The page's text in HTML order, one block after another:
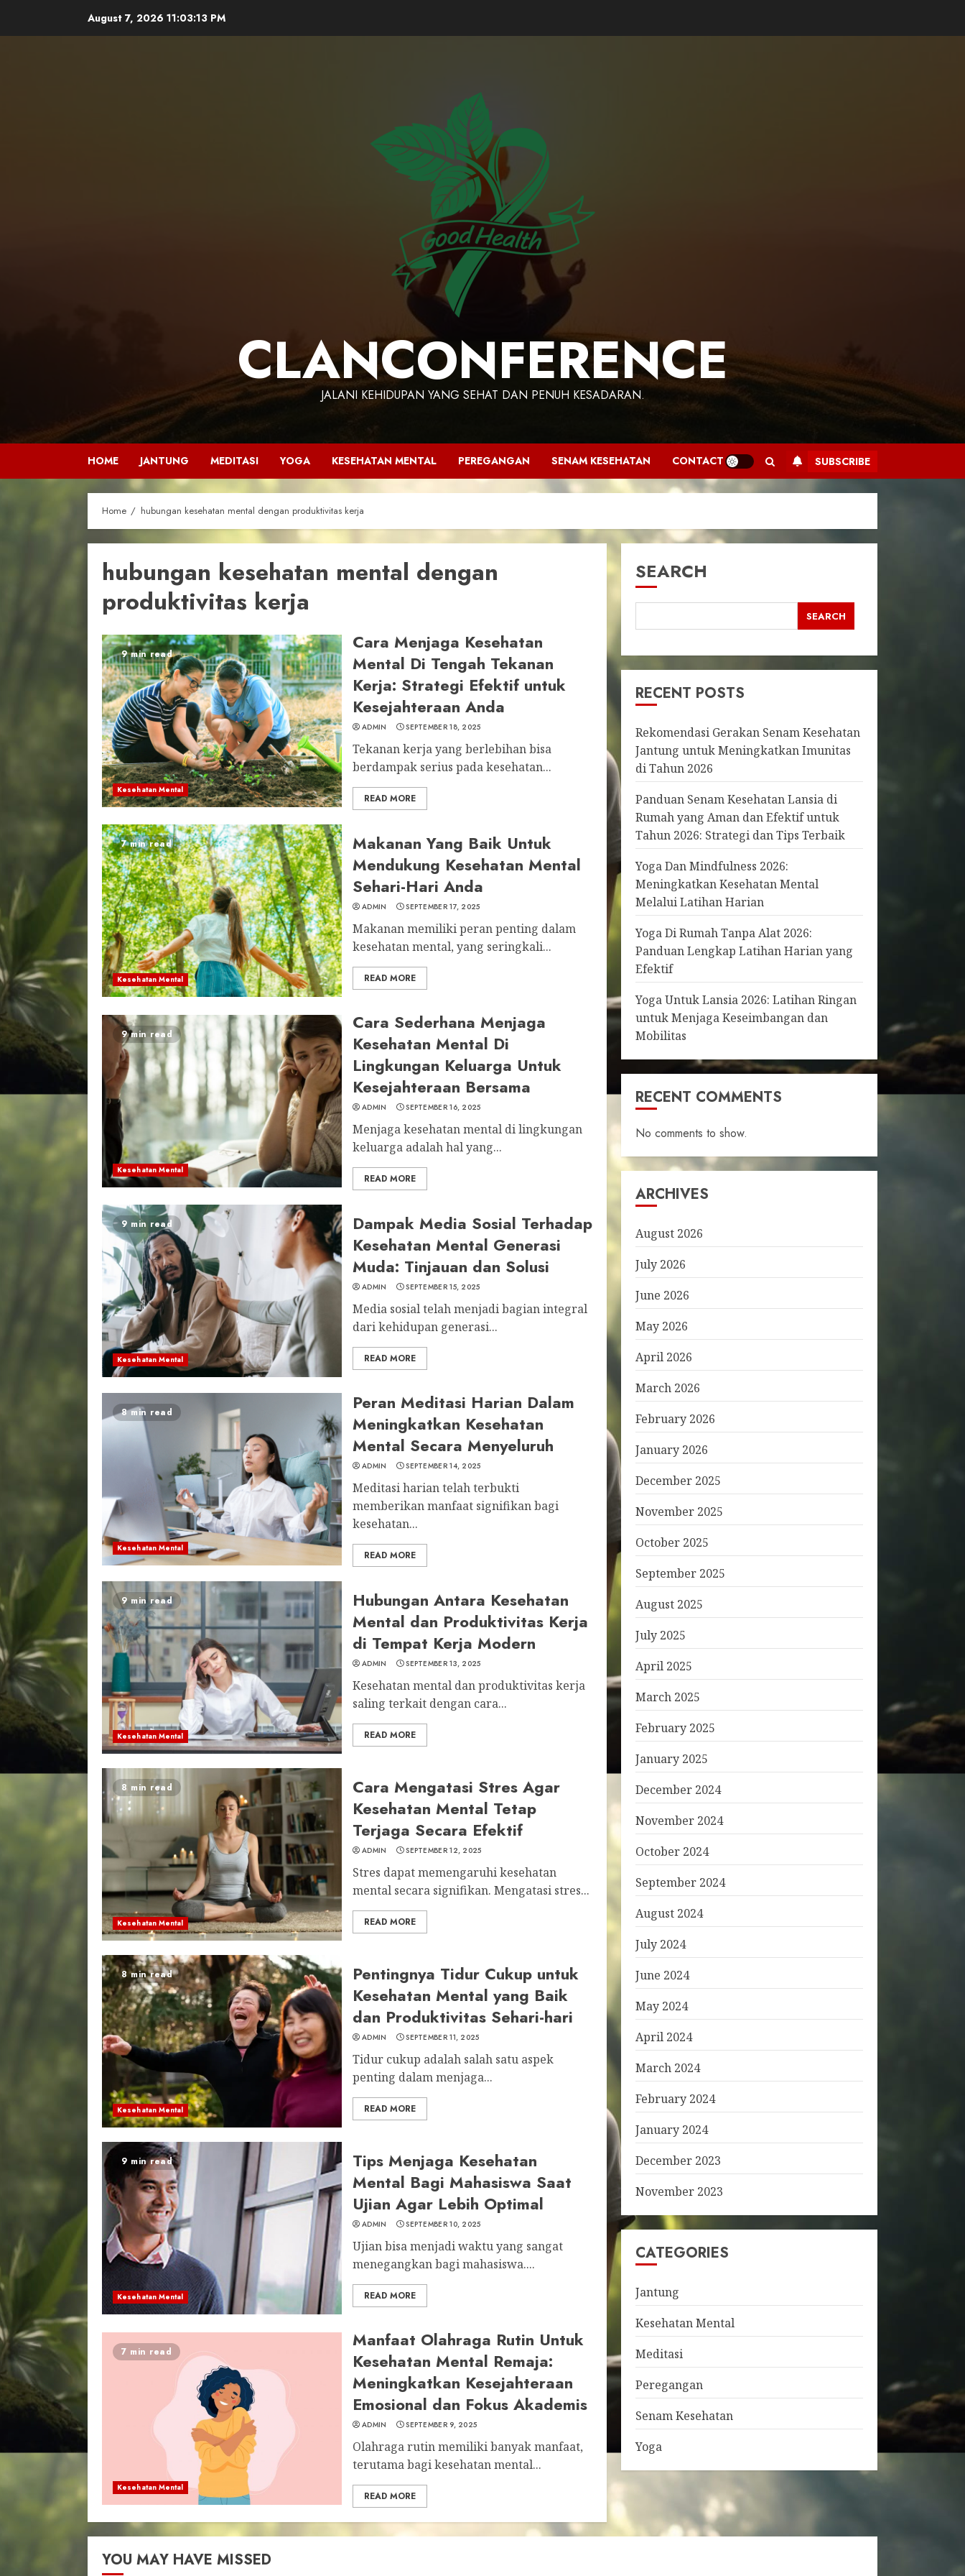
August 7, 2026 11:03:15 PM
CLANCONFERENCE
JALANI KEHIDUPAN YANG SEHAT DAN PENUH KESADARAN.
HOME JANTUNG MEDITASI YOGA KESEHATAN MENTAL PEREGANGAN SENAM KESEHATAN CONTACT SUBSCRIBE
Home hubungan kesehatan mental dengan produktivitas kerja
hubungan kesehatan mental dengan
produktivitas kerja
9 min read
Kesehatan Mental
Cara Menjaga Kesehatan
Mental Di Tengah Tekanan
Kerja: Strategi Efektif untuk
Kesejahteraan Anda
ADMIN SEPTEMBER 18, 2025
Tekanan kerja yang berlebihan bisa
berdampak serius pada kesehatan...
READ MORE
7 min read
Kesehatan Mental
Makanan Yang Baik Untuk
Mendukung Kesehatan Mental
Sehari-Hari Anda
ADMIN SEPTEMBER 17, 2025
Makanan memiliki peran penting dalam
kesehatan mental, yang seringkali...
READ MORE
9 min read
Kesehatan Mental
Cara Sederhana Menjaga
Kesehatan Mental Di
Lingkungan Keluarga Untuk
Kesejahteraan Bersama
ADMIN SEPTEMBER 16, 2025
Menjaga kesehatan mental di lingkungan
keluarga adalah hal yang...
READ MORE
9 min read
Kesehatan Mental
Dampak Media Sosial Terhadap
Kesehatan Mental Generasi
Muda: Tinjauan dan Solusi
ADMIN SEPTEMBER 15, 2025
Media sosial telah menjadi bagian integral
dari kehidupan generasi...
READ MORE
8 min read
Kesehatan Mental
Peran Meditasi Harian Dalam
Meningkatkan Kesehatan
Mental Secara Menyeluruh
ADMIN SEPTEMBER 14, 2025
Meditasi harian telah terbukti
memberikan manfaat signifikan bagi
kesehatan...
READ MORE
9 min read
Kesehatan Mental
Hubungan Antara Kesehatan
Mental dan Produktivitas Kerja
di Tempat Kerja Modern
ADMIN SEPTEMBER 13, 2025
Kesehatan mental dan produktivitas kerja
saling terkait dengan cara...
READ MORE
8 min read
Kesehatan Mental
Cara Mengatasi Stres Agar
Kesehatan Mental Tetap
Terjaga Secara Efektif
ADMIN SEPTEMBER 12, 2025
Stres dapat memengaruhi kesehatan
mental secara signifikan. Mengatasi stres...
READ MORE
8 min read
Kesehatan Mental
Pentingnya Tidur Cukup untuk
Kesehatan Mental yang Baik
dan Produktivitas Sehari-hari
ADMIN SEPTEMBER 11, 2025
Tidur cukup adalah salah satu aspek
penting dalam menjaga...
READ MORE
9 min read
Kesehatan Mental
Tips Menjaga Kesehatan
Mental Bagi Mahasiswa Saat
Ujian Agar Lebih Optimal
ADMIN SEPTEMBER 10, 2025
Ujian bisa menjadi waktu yang sangat
menegangkan bagi mahasiswa....
READ MORE
7 min read
Kesehatan Mental
Manfaat Olahraga Rutin Untuk
Kesehatan Mental Remaja:
Meningkatkan Kesejahteraan
Emosional dan Fokus Akademis
ADMIN SEPTEMBER 9, 2025
Olahraga rutin memiliki banyak manfaat,
terutama bagi kesehatan mental...
READ MORE
SEARCH
SEARCH
RECENT POSTS
Rekomendasi Gerakan Senam Kesehatan
Jantung untuk Meningkatkan Imunitas
di Tahun 2026
Panduan Senam Kesehatan Lansia di
Rumah yang Aman dan Efektif untuk
Tahun 2026: Strategi dan Tips Terbaik
Yoga Dan Mindfulness 2026:
Meningkatkan Kesehatan Mental
Melalui Latihan Harian
Yoga Di Rumah Tanpa Alat 2026:
Panduan Lengkap Latihan Harian yang
Efektif
Yoga Untuk Lansia 2026: Latihan Ringan
untuk Menjaga Keseimbangan dan
Mobilitas
RECENT COMMENTS
No comments to show.
ARCHIVES
August 2026
July 2026
June 2026
May 2026
April 2026
March 2026
February 2026
January 2026
December 2025
November 2025
October 2025
September 2025
August 2025
July 2025
April 2025
March 2025
February 2025
January 2025
December 2024
November 2024
October 2024
September 2024
August 2024
July 2024
June 2024
May 2024
April 2024
March 2024
February 2024
January 2024
December 2023
November 2023
CATEGORIES
Jantung
Kesehatan Mental
Meditasi
Peregangan
Senam Kesehatan
Yoga
YOU MAY HAVE MISSED